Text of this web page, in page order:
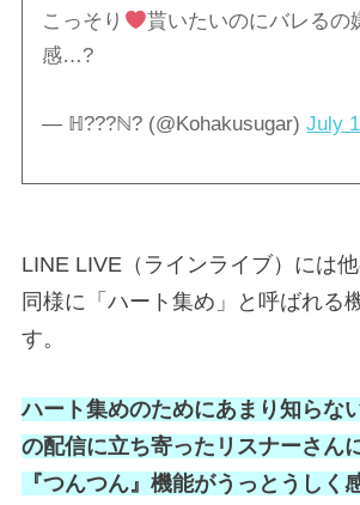
こっそり
貰いたいのにバレるの
感…?
— ℍ???ℕ? (@Kohakusugar)July
LINE LIVE（ラインライブ）には
同様に「ハート集め」と呼ばれる
す。
ハート集めのためにあまり知らな
の配信に立ち寄ったリスナーさん
『つんつん』機能がうっとうしく